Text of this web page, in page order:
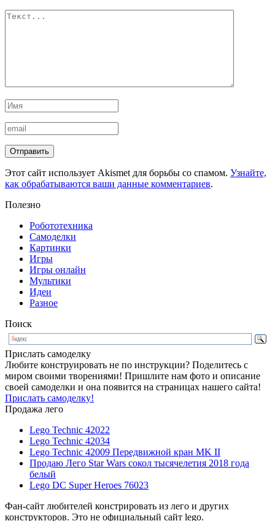
Этот сайт использует Akismet для борьбы со спамом. Узнайте,
как обрабатываются ваши данные комментариев.
Полезно
Робототехника
Самоделки
Картинки
Игры
Игры онлайн
Мультики
Идеи
Разное
Поиск
Прислать самоделку
Любите конструировать не по инструкции? Поделитесь с
миром своими творениями! Пришлите нам фото и описание
своей самоделки и она появится на страницах нашего сайта!
Прислать самоделку!
Продажа лего
Lego Technic 42022
Lego Technic 42034
Lego Technic 42009 Передвижной кран MK II
Продаю Лего Star Wars сокол тысячелетия 2018 года
белый
Lego DC Super Heroes 76023
Фан-сайт любителей констрировать из лего и других
конструкторов. Это не официальный сайт lego.